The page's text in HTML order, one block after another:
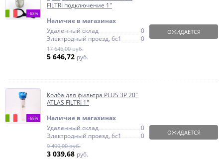
-68%
FILTRI подключение 1"
Наличие в магазинах
Удаленный склад
0
Электродный проезд, 6с1
0
17 646,00 руб.
5 646,72 руб.
ОЖИДАЕТСЯ
-68%
Колба для фильтра PLUS 3P 20"
ATLAS FILTRI 1"
Наличие в магазинах
Удаленный склад
0
Электродный проезд, 6с1
0
9 499,00 руб.
3 039,68 руб.
ОЖИДАЕТСЯ